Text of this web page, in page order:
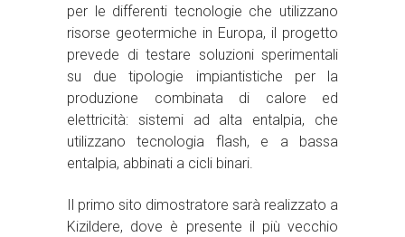
per le differenti tecnologie che utilizzano
risorse geotermiche in Europa, il progetto
prevede di testare soluzioni sperimentali
su due tipologie impiantistiche per la
produzione combinata di calore ed
elettricità: sistemi ad alta entalpia, che
utilizzano tecnologia flash, e a bassa
entalpia, abbinati a cicli binari.
Il primo sito dimostratore sarà realizzato a
Kizildere, dove è presente il più vecchio